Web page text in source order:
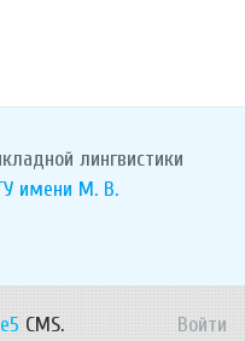
лингвистики
имени М. В.
CMS. Войти